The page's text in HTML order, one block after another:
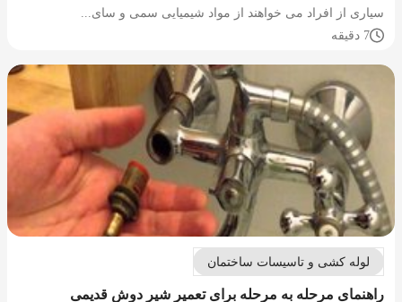
سیاری از افراد می خواهند از مواد شیمیایی سمی و سای...
7 دقیقه
لوله کشی و تاسیسات ساختمان
راهنمای مرحله به مرحله برای تعمیر شیر دوش قدیمی